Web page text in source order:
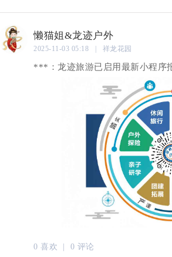
懒猫姐&龙迹户外
2025-11-03 05:18 | 祥龙花园
***：龙迹旅游已启用最新小程序
0 喜欢 | 0 评论